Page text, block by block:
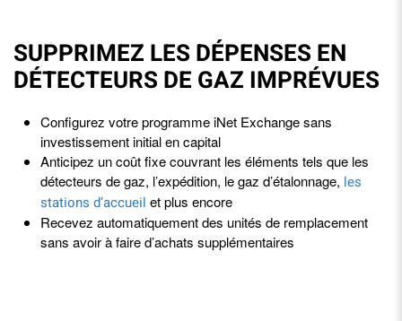
SUPPRIMEZ LES DÉPENSES EN
DÉTECTEURS DE GAZ IMPRÉVUES
Configurez votre programme iNet Exchange sans
investissement initial en capital
Anticipez un coût fixe couvrant les éléments tels que les
détecteurs de gaz, l’expédition, le gaz d’étalonnage, les
stations d’accueil et plus encore
Recevez automatiquement des unités de remplacement
sans avoir à faire d’achats supplémentaires